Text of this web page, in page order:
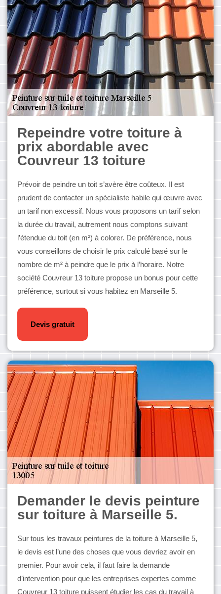
Repeindre votre toiture à
prix abordable avec
Couvreur 13 toiture
Prévoir de peindre un toit s’avère être coûteux. Il est
prudent de contacter un spécialiste habile qui œuvre avec
un tarif non excessif. Nous vous proposons un tarif selon
la durée du travail, autrement nous comptons suivant
l’étendue du toit (en m²) à colorer. De préférence, nous
vous conseillons de choisir le prix calculé basé sur le
nombre de m² à peindre que le prix à l’horaire. Notre
société Couvreur 13 toiture propose un bonus pour cette
préférence, surtout si vous habitez en Marseille 5.
Devis gratuit
Demander le devis peinture
sur toiture à Marseille 5.
Sur tous les travaux peintures de la toiture à Marseille 5,
le devis est l’une des choses que vous devriez avoir en
premier. Pour avoir cela, il faut faire la demande
d’intervention pour que les entreprises expertes comme
Couvreur 13 toiture puissent étudier les cas du travail à